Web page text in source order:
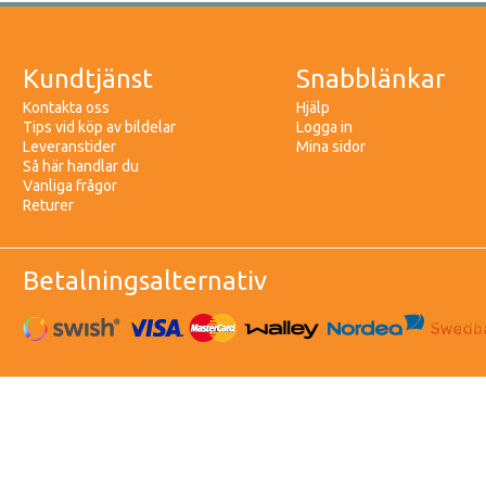
Kundtjänst
Kontakta oss
Tips vid köp av bildelar
Leveranstider
Så här handlar du
Vanliga frågor
Returer
Snabblänkar
Hjälp
Logga in
Mina sidor
Betalningsalternativ